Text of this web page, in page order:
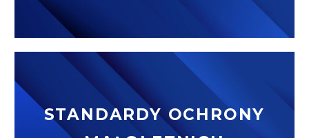
STANDARDY OCHRONY